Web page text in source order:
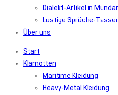
Dialekt-Artikel in
Lustige Sprüche-
Über uns
Start
Klamotten
Maritime Kleidung
Heavy-Metal Kleidung